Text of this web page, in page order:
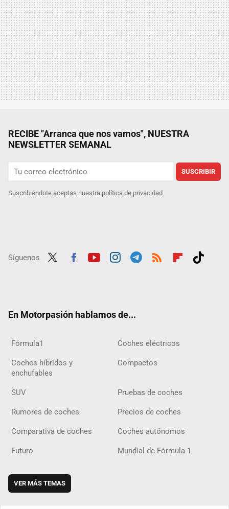
RECIBE "Arranca que nos vamos", NUESTRA
NEWSLETTER SEMANAL
SUSCRIBIR
Suscribiéndote aceptas nuestra política de privacidad
Síguenos
En Motorpasión hablamos de...
Fórmula1 Coches eléctricos
Coches híbridos y
enchufables
Compactos
SUV Pruebas de coches
Rumores de coches Precios de coches
Comparativa de coches Coches autónomos
Futuro Mundial de Fórmula 1
VER MÁS TEMAS